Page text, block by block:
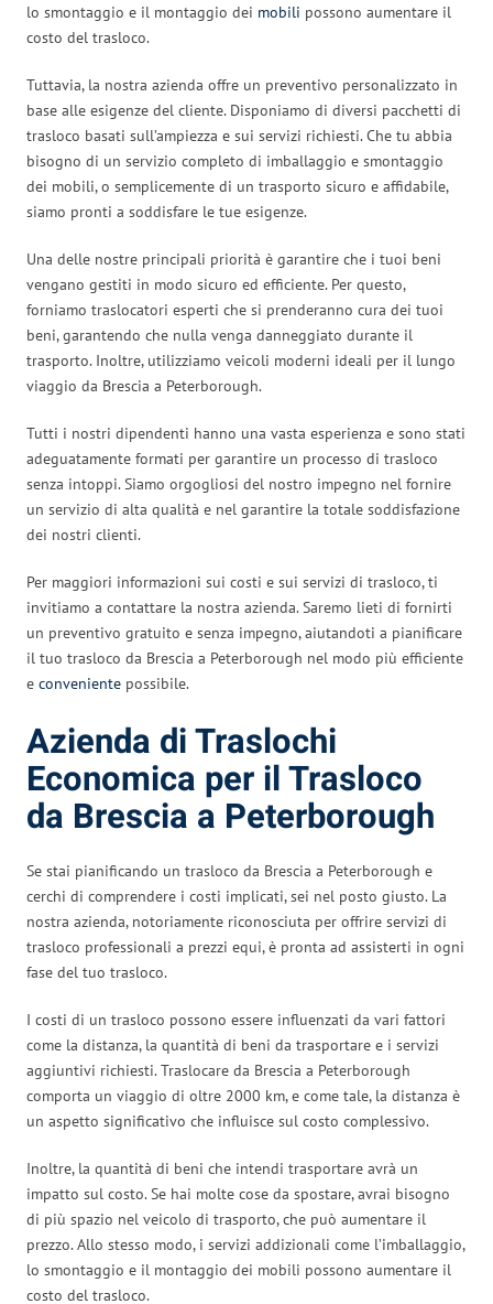
lo smontaggio e il montaggio dei mobili possono aumentare il
costo del trasloco.
Tuttavia, la nostra azienda offre un preventivo personalizzato in
base alle esigenze del cliente. Disponiamo di diversi pacchetti di
trasloco basati sull’ampiezza e sui servizi richiesti. Che tu abbia
bisogno di un servizio completo di imballaggio e smontaggio
dei mobili, o semplicemente di un trasporto sicuro e affidabile,
siamo pronti a soddisfare le tue esigenze.
Una delle nostre principali priorità è garantire che i tuoi beni
vengano gestiti in modo sicuro ed efficiente. Per questo,
forniamo traslocatori esperti che si prenderanno cura dei tuoi
beni, garantendo che nulla venga danneggiato durante il
trasporto. Inoltre, utilizziamo veicoli moderni ideali per il lungo
viaggio da Brescia a Peterborough.
Tutti i nostri dipendenti hanno una vasta esperienza e sono stati
adeguatamente formati per garantire un processo di trasloco
senza intoppi. Siamo orgogliosi del nostro impegno nel fornire
un servizio di alta qualità e nel garantire la totale soddisfazione
dei nostri clienti.
Per maggiori informazioni sui costi e sui servizi di trasloco, ti
invitiamo a contattare la nostra azienda. Saremo lieti di fornirti
un preventivo gratuito e senza impegno, aiutandoti a pianificare
il tuo trasloco da Brescia a Peterborough nel modo più efficiente
e conveniente possibile.
Azienda di Traslochi
Economica per il Trasloco
da Brescia a Peterborough
Se stai pianificando un trasloco da Brescia a Peterborough e
cerchi di comprendere i costi implicati, sei nel posto giusto. La
nostra azienda, notoriamente riconosciuta per offrire servizi di
trasloco professionali a prezzi equi, è pronta ad assisterti in ogni
fase del tuo trasloco.
I costi di un trasloco possono essere influenzati da vari fattori
come la distanza, la quantità di beni da trasportare e i servizi
aggiuntivi richiesti. Traslocare da Brescia a Peterborough
comporta un viaggio di oltre 2000 km, e come tale, la distanza è
un aspetto significativo che influisce sul costo complessivo.
Inoltre, la quantità di beni che intendi trasportare avrà un
impatto sul costo. Se hai molte cose da spostare, avrai bisogno
di più spazio nel veicolo di trasporto, che può aumentare il
prezzo. Allo stesso modo, i servizi addizionali come l’imballaggio,
lo smontaggio e il montaggio dei mobili possono aumentare il
costo del trasloco.